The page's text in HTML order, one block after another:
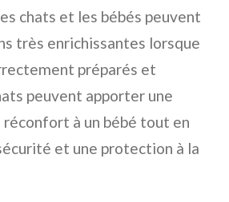
chats et les bébés peuvent
très enrichissantes lorsque
préparés et
peuvent apporter une
à un bébé tout en
et une protection à la